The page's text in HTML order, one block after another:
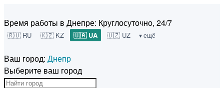
Время работы в Днепре: Круглосуточно, 24/7
🇷🇺 RU 🇰🇿 KZ 🇺🇦 UA 🇺🇿 UZ ▾ ещё
Ваш город: Днепр
Выберите ваш город